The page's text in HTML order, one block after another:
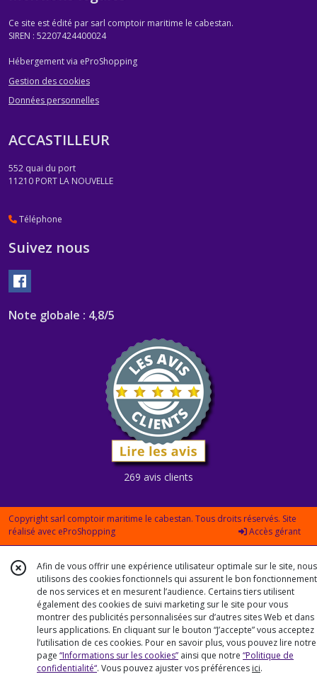
Ce site est édité par sarl comptoir maritime le cabestan.
SIREN : 52207424400024
Hébergement via eProShopping
Gestion des cookies
Données personnelles
ACCASTILLEUR
552 quai du port
11210 PORT LA NOUVELLE
Téléphone
Suivez nous
Note globale : 4,8/5
269 avis clients
Copyright sarl comptoir maritime le cabestan. Tous droits réservés. Site
réalisé avec eProShopping Accès gérant
Afin de vous offrir une expérience utilisateur optimale sur le site, nous
utilisons des cookies fonctionnels qui assurent le bon fonctionnement
de nos services et en mesurent l’audience. Certains tiers utilisent
également des cookies de suivi marketing sur le site pour vous
montrer des publicités personnalisées sur d’autres sites Web et dans
leurs applications. En cliquant sur le bouton “J’accepte” vous acceptez
l’utilisation de ces cookies. Pour en savoir plus, vous pouvez lire notre
page “Informations sur les cookies” ainsi que notre “Politique de
confidentialité“. Vous pouvez ajuster vos préférences ici.